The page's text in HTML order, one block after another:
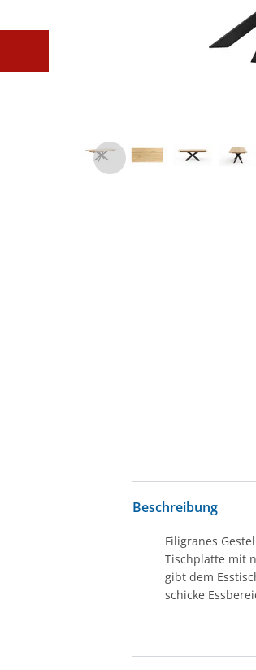
Beschreibung
Filigranes
Tischplatte mit
gibt dem
schicke